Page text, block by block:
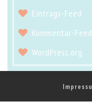
Eintrags-Feed
Kommentar-Feed
WordPress.org